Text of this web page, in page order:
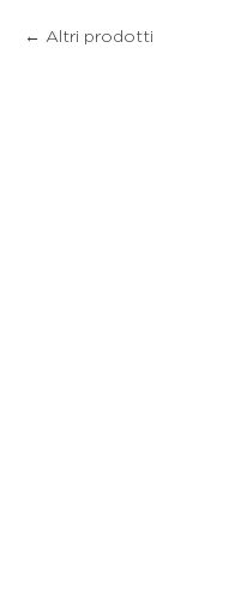
Altri prodotti